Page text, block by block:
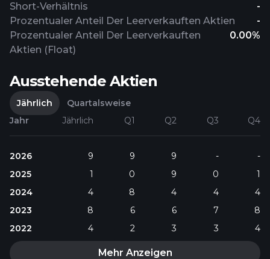
Short-Verhältnis
-
Prozentualer Anteil Der Leerverkauften Aktien
-
Prozentualer Anteil Der Leerverkauften
Aktien (Float)
0.00%
Ausstehende Aktien
Jährlich
Quartalsweise
Jahr
Jährlich Q1 Q2 Q3 Q4
2026 9 9 9 -
-
2025
1 0 9 0
1
2024
4 8 4 4
4
2023
8 6 6 7
8
2022
4 2 3 3 4
Mehr Anzeigen